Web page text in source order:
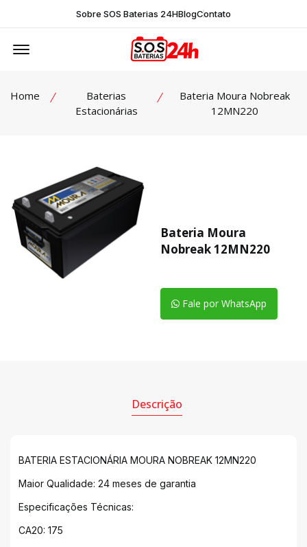
Sobre SOS Baterias 24HBlogContato
Home
Baterias
Estacionárias
Bateria Moura Nobreak
12MN220
Bateria Moura
Nobreak 12MN220
Fale por WhatsApp
Descrição
BATERIA ESTACIONÁRIA MOURA NOBREAK 12MN220
Maior Qualidade: 24 meses de garantia
Especificações Técnicas:
CA20: 175